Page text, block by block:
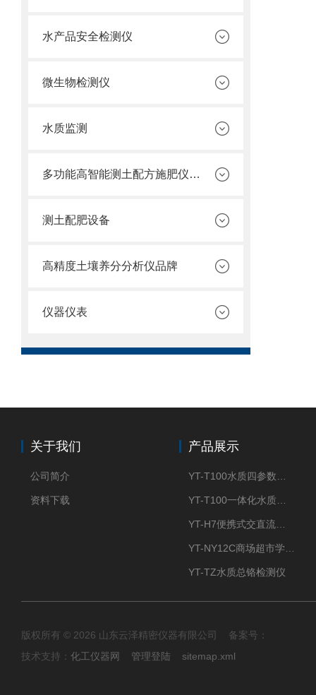
水产品安全检测仪
微生物检测仪
水质监测
多功能高智能测土配方施肥仪价格
测土配肥设备
高精度土壤养分分析仪品牌
仪器仪表
关于我们
公司简介
资料下载
产品展示
YT-TZ水质总铬检测仪
版权所有 © 2026 山东云泽精密仪器有限公司 备案号：
技术支持： 化工仪器网 管理登陆 sitemap.xml